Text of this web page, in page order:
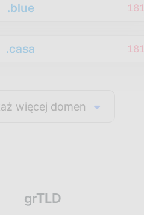
.blue
.casa
więcej domen
grTLD